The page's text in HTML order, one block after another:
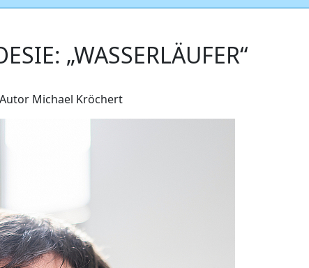
„WASSERLÄUFER“
Michael Kröchert